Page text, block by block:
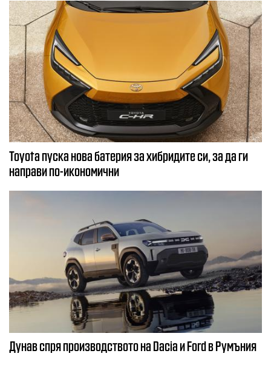
Toyota пуска нова батерия за хибридите си, за да ги
направи по-икономични
Дунав спря производството на Dacia и Ford в Румъния